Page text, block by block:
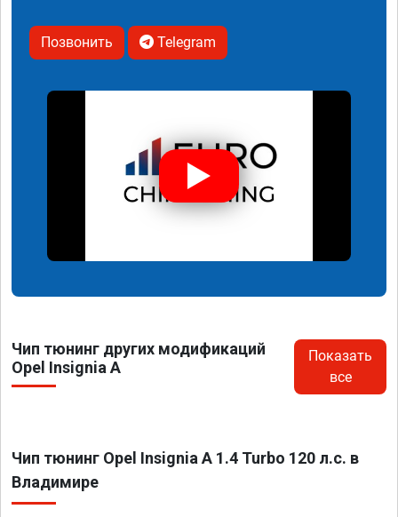
Позвонить Telegram
Чип тюнинг других модификаций
Opel Insignia A
Показать
все
Чип тюнинг Opel Insignia A 1.4 Turbo 120 л.с. в
Владимире